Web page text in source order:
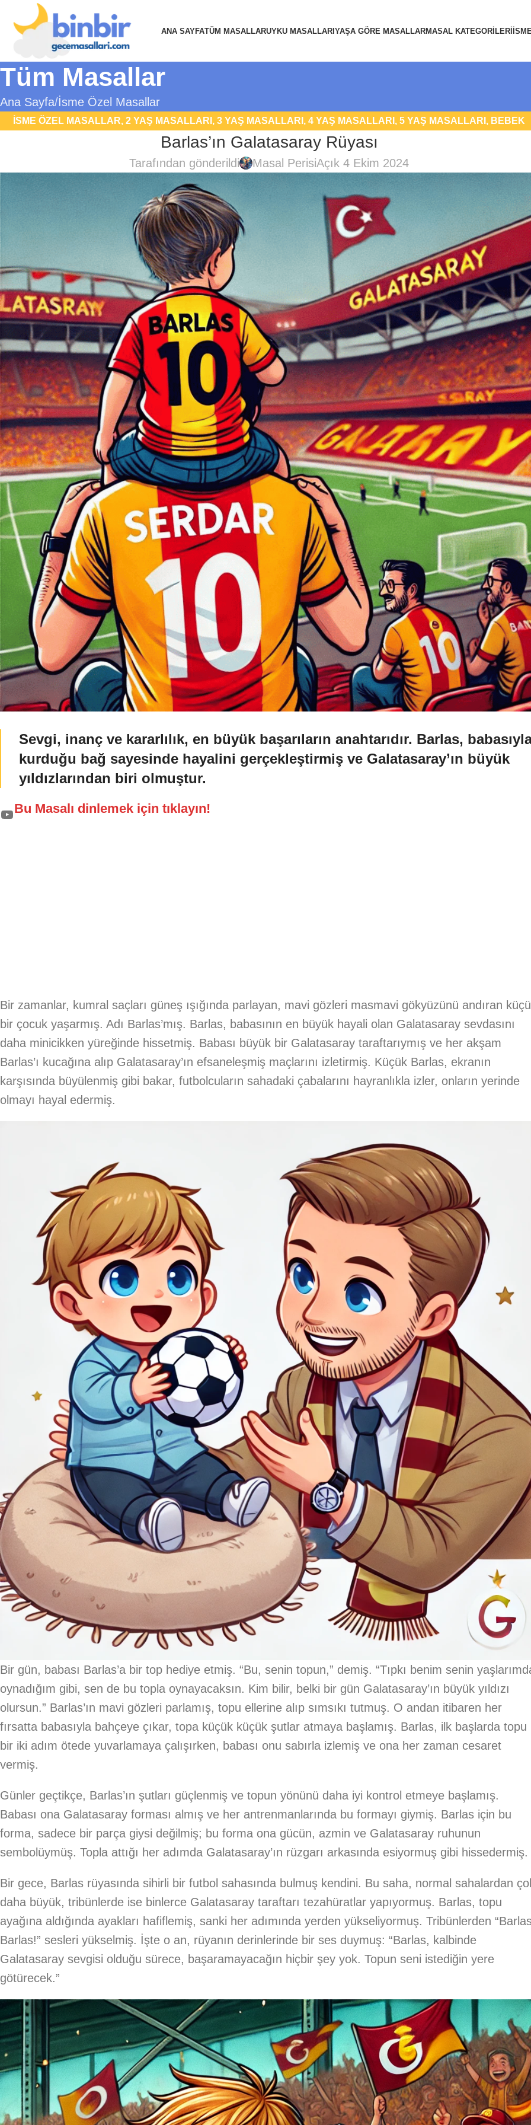
ANA SAYFATÜM MASALLARUYKU MASALLARIYAŞA GÖRE MASALLARMASAL KATEGORILERI
Tüm Masallar
Ana Sayfa İsme Özel Masallar
İSME ÖZEL MASALLAR,2 YAŞ MASALLARI ,3 YAŞ MASALLARI ,4 YAŞ MASALLARI ,5 YAŞ MASALLARI , BEBEK
MASALLARI,FUTBOL MASALLARI,UYKU MASALLARI
Barlas’ın Galatasaray Rüyası
Tarafından gönderildi Masal PerisiAçık 4 Ekim 2024
Sevgi, inanç ve kararlılık, en büyük başarıların anahtarıdır. Barlas,
kurduğu bağ sayesinde hayalini gerçekleştirmiş ve Galatasaray’ın büyük
yıldızlarından biri olmuştur.
Bu Masalı dinlemek için tıklayın!
Bir zamanlar, kumral saçları güneş ışığında parlayan, mavi gözleri masmavi gökyüzünü andıran
bir çocuk yaşarmış. Adı Barlas’mış. Barlas, babasının en büyük hayali olan Galatasaray sevdasını
daha minicikken yüreğinde hissetmiş. Babası büyük bir Galatasaray taraftarıymış ve her akşam
Barlas’ı kucağına alıp Galatasaray’ın efsaneleşmiş maçlarını izletirmiş. Küçük Barlas, ekranın
karşısında büyülenmiş gibi bakar, futbolcuların sahadaki çabalarını hayranlıkla izler, onların yerinde
olmayı hayal edermiş.
Bir gün, babası Barlas’a bir top hediye etmiş. “Bu, senin topun,” demiş. “Tıpkı benim senin
oynadığım gibi, sen de bu topla oynayacaksın. Kim bilir, belki bir gün Galatasaray’ın büyük yıldızı
olursun.” Barlas’ın mavi gözleri parlamış, topu ellerine alıp sımsıkı tutmuş. O andan itibaren her
fırsatta babasıyla bahçeye çıkar, topa küçük küçük şutlar atmaya başlamış. Barlas, ilk başlarda topu
bir iki adım ötede yuvarlamaya çalışırken, babası onu sabırla izlemiş ve ona her zaman cesaret
vermiş.
Günler geçtikçe, Barlas’ın şutları güçlenmiş ve topun yönünü daha iyi kontrol etmeye başlamış.
Babası ona Galatasaray forması almış ve her antrenmanlarında bu formayı giymiş. Barlas için bu
forma, sadece bir parça giysi değilmiş; bu forma ona gücün, azmin ve Galatasaray ruhunun
sembolüymüş. Topla attığı her adımda Galatasaray’ın rüzgarı arkasında esiyormuş gibi hissedermiş.
Bir gece, Barlas rüyasında sihirli bir futbol sahasında bulmuş kendini. Bu saha, normal sahalardan
daha büyük, tribünlerde ise binlerce Galatasaray taraftarı tezahüratlar yapıyormuş. Barlas, topu
ayağına aldığında ayakları hafiflemiş, sanki her adımında yerden yükseliyormuş. Tribünlerden
Barlas!” sesleri yükselmiş. İşte o an, rüyanın derinlerinde bir ses duymuş: “Barlas, kalbinde
Galatasaray sevgisi olduğu sürece, başaramayacağın hiçbir şey yok. Topun seni istediğin yere
götürecek.”